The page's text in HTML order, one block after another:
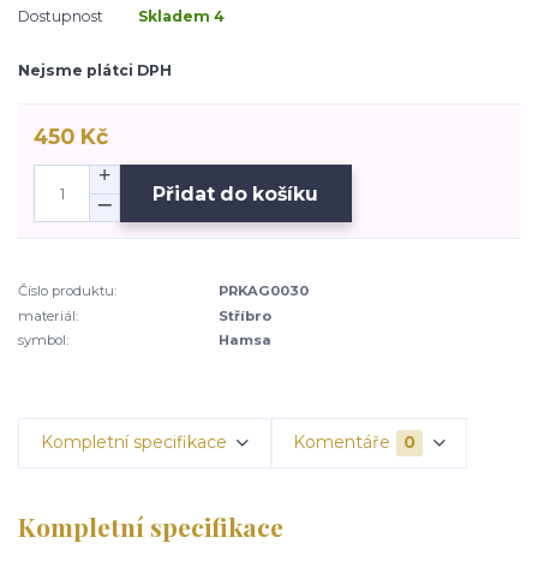
Dostupnost Skladem 4
Nejsme plátci DPH
450 Kč
Přidat do košíku
Číslo produktu:
PRKAG0030
materiál:
Stříbro
symbol:
Hamsa
Kompletní specifikace Komentáře 0
Kompletní specifikace